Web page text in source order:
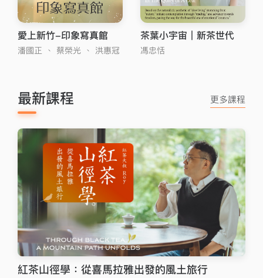
愛上新竹-印象寫真館
潘國正 、 蔡榮光 、 洪惠冠
茶葉小宇宙｜新茶世代
馮忠恬
最新課程 更多課程
紅茶山徑學：從喜馬拉雅出發的風土旅行